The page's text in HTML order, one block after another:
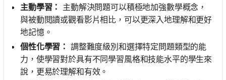
主動學習： 主動解決問題可以積極地加強數學概念，
與被動閱讀或觀看影片相比，可以更深入地理解和更好
地記憶。
個性化學習： 調整難度級別和選擇特定問題類型的能
力，使學習對於具有不同學習風格和技能水平的學生來
說，更易於理解和有效。